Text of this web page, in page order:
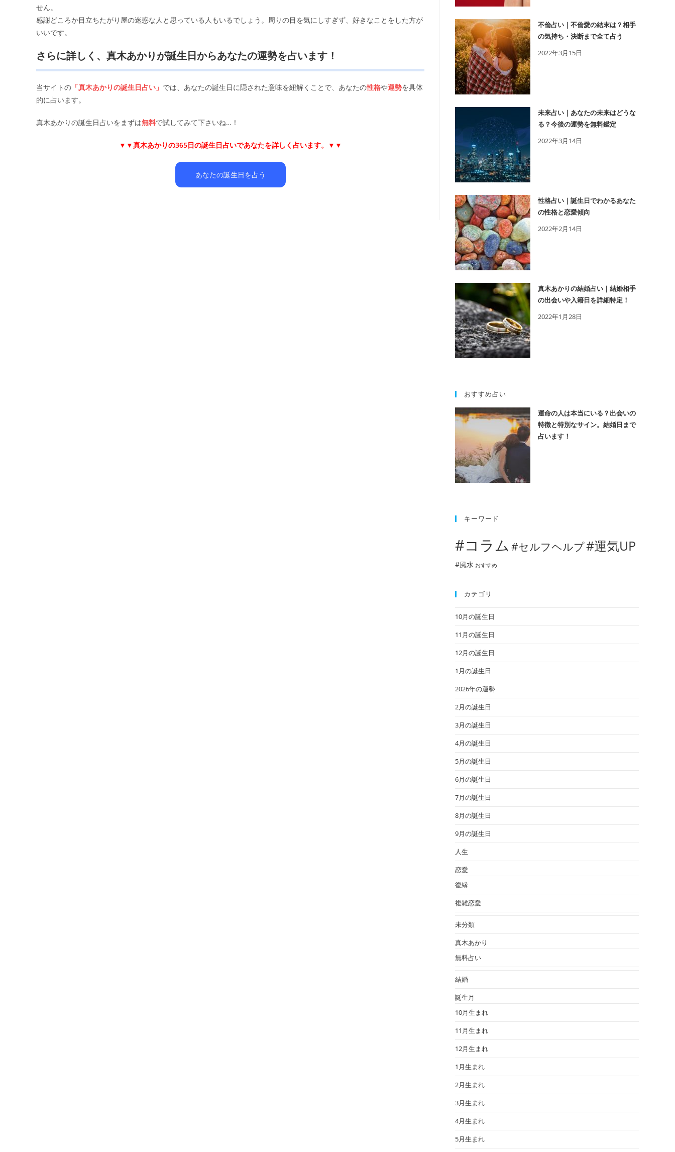
せん。
感謝どころか目立ちたがり屋の迷惑な人と思っている人もいるでしょう。周りの目を気にしすぎず、好きなことをした方が
いいです。
さらに詳しく、真木あかりが誕生日からあなたの運勢を占います！
当サイトの 「真木あかりの誕生日占い」 では、あなたの誕生日に隠された意味を紐解くことで、あなたの性格や運勢を具体
的に占います。
真木あかりの誕生日占いをまずは無料で試してみて下さいね…！
▼▼真木あかりの365日の誕生日占いであなたを詳しく占います。▼▼
あなたの誕生日を占う
不倫占い｜不倫愛の結末は？相手
の気持ち・決断まで全て占う
2022年3月15日
未来占い｜あなたの未来はどうな
る？今後の運勢を無料鑑定
2022年3月14日
性格占い｜誕生日でわかるあなた
の性格と恋愛傾向
2022年2月14日
真木あかりの結婚占い｜結婚相手
の出会いや入籍日を詳細特定！
2022年1月28日
おすすめ占い
運命の人は本当にいる？出会いの
特徴と特別なサイン。結婚日まで
占います！
キーワード
#コラム #セルフヘルプ#運気UP
#風水 おすすめ
カテゴリ
10月の誕生日
11月の誕生日
12月の誕生日
1月の誕生日
2026年の運勢
2月の誕生日
3月の誕生日
4月の誕生日
5月の誕生日
6月の誕生日
7月の誕生日
8月の誕生日
9月の誕生日
人生
恋愛
復縁
複雑恋愛
未分類
真木あかり
無料占い
結婚
誕生月
10月生まれ
11月生まれ
12月生まれ
1月生まれ
2月生まれ
3月生まれ
4月生まれ
5月生まれ